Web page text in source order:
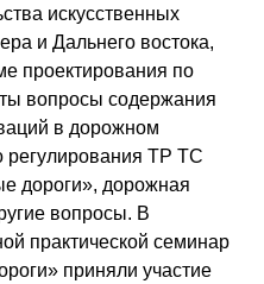
искусственных
и Дальнего востока,
проектирования по
вопросы содержания
в дорожном
регулирования ТР ТС
дороги», дорожная
вопросы. В
практической семинар
приняли участие